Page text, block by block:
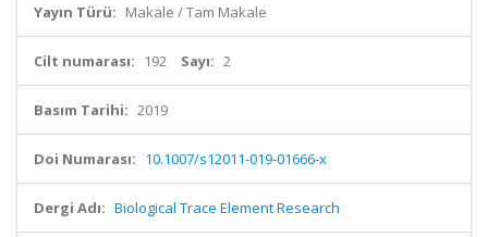
Yayın Türü: Makale / Tam Makale
Cilt numarası: 192 Sayı: 2
Basım Tarihi: 2019
Doi Numarası: 10.1007/s12011-019-01666-x
Dergi Adı: Biological Trace Element Research